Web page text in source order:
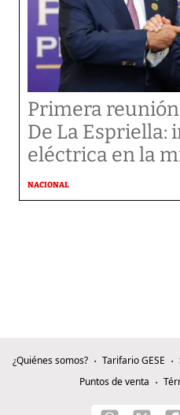
Primera
De La Espriella:
eléctrica en la
NACIONAL
¿Quiénes somos? Tarifario GESE
Puntos de venta